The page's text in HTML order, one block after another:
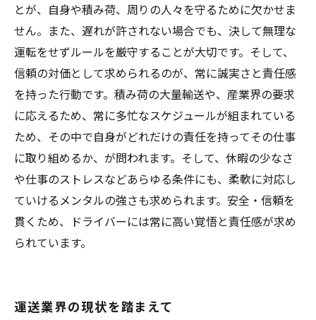
とが、自身や積み荷、周りの人々を守るために欠かせま
せん。また、遅れが許されない場合でも、決して無理な
運転をせずルールを厳守することが大切です。そして、
信頼の対価として求められるのが、常に誠実さと責任感
を持った行動です。積み荷の大量輸送や、産業界の要求
に応えるため、常に多忙なスケジュールが組まれている
ため、その中で自身がどれだけの責任を持ってその仕事
に取り組めるか、が問われます。そして、休暇の少なさ
や仕事のストレスなどあらゆる条件にも、柔軟に対応し
ていけるメンタルの強さも求められます。安全・信頼を
貫くため、ドライバーには常に高い覚悟と責任感が求め
られています。
運送業界の現状を踏まえて